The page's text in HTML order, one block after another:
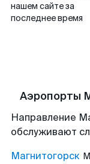
нашем сайте за
последнее время
Аэропорты
Направление
обслуживают
Магнитогорск